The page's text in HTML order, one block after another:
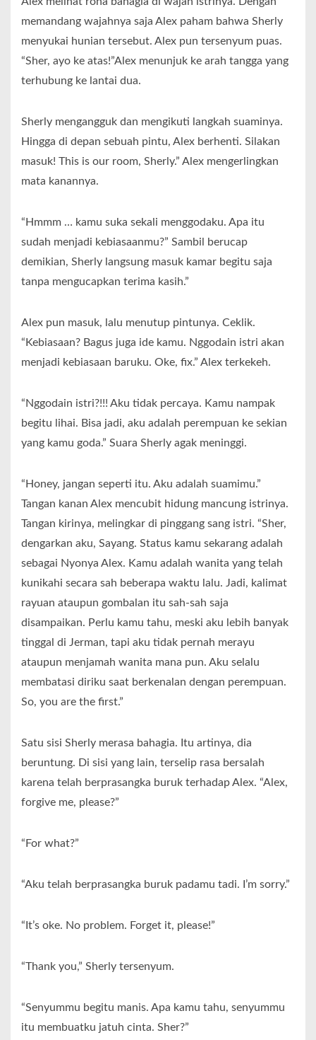
memandang wajahnya saja Alex paham bahwa Sherly
menyukai hunian tersebut. Alex pun tersenyum puas.
“Sher, ayo ke atas!”Alex menunjuk ke arah tangga yang
terhubung ke lantai dua.
Sherly mengangguk dan mengikuti langkah suaminya.
Hingga di depan sebuah pintu, Alex berhenti. Silakan
masuk! This is our room, Sherly.” Alex mengerlingkan
mata kanannya.
“Hmmm … kamu suka sekali menggodaku. Apa itu
sudah menjadi kebiasaanmu?” Sambil berucap
demikian, Sherly langsung masuk kamar begitu saja
tanpa mengucapkan terima kasih.”
Alex pun masuk, lalu menutup pintunya. Ceklik.
“Kebiasaan? Bagus juga ide kamu. Nggodain istri akan
menjadi kebiasaan baruku. Oke, fix.” Alex terkekeh.
“Nggodain istri?!!! Aku tidak percaya. Kamu nampak
begitu lihai. Bisa jadi, aku adalah perempuan ke sekian
yang kamu goda.” Suara Sherly agak meninggi.
“Honey, jangan seperti itu. Aku adalah suamimu.”
Tangan kanan Alex mencubit hidung mancung istrinya.
Tangan kirinya, melingkar di pinggang sang istri. “Sher,
dengarkan aku, Sayang. Status kamu sekarang adalah
sebagai Nyonya Alex. Kamu adalah wanita yang telah
kunikahi secara sah beberapa waktu lalu. Jadi, kalimat
rayuan ataupun gombalan itu sah-sah saja
disampaikan. Perlu kamu tahu, meski aku lebih banyak
tinggal di Jerman, tapi aku tidak pernah merayu
ataupun menjamah wanita mana pun. Aku selalu
membatasi diriku saat berkenalan dengan perempuan.
So, you are the first.”
Satu sisi Sherly merasa bahagia. Itu artinya, dia
beruntung. Di sisi yang lain, terselip rasa bersalah
karena telah berprasangka buruk terhadap Alex. “Alex,
forgive me, please?”
“For what?”
“Aku telah berprasangka buruk padamu tadi. I’m sorry.”
“It’s oke. No problem. Forget it, please!”
“Thank you,” Sherly tersenyum.
“Senyummu begitu manis. Apa kamu tahu, senyummu
itu membuatku jatuh cinta. Sher?”